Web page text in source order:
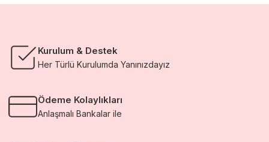
Kurulum & Destek
Her Türlü Kurulumda Yanınızdayız
Ödeme Kolaylıkları
Anlaşmalı Bankalar ile